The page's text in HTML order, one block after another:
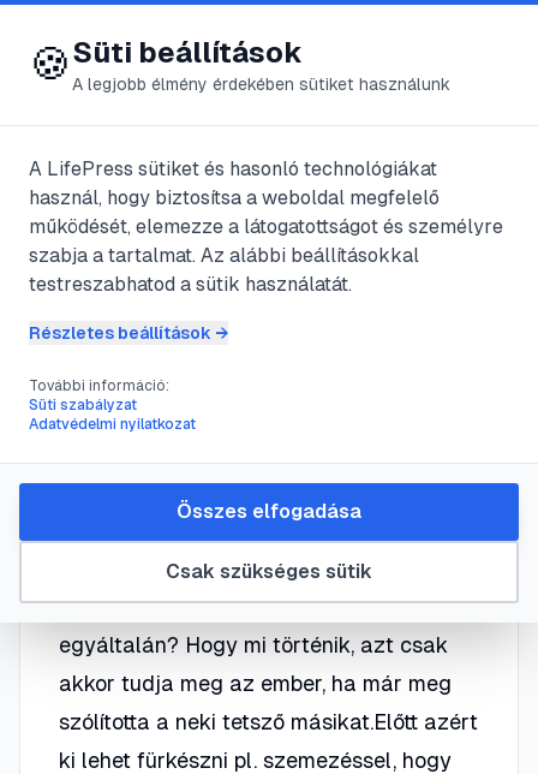
😍 LifePress
@rizsatoo
2024. június 25. · 3perc olvasás
A szóba elegyedés
legnehezebb dolog a megszólítás. Mi lesz
mondjak neki mikor menjek oda, vagy
talán üzenjek valakivel? Szóba áll velem
egyáltalán? Hogy mi történik, azt csak
akkor tudja meg az ember, ha már meg
szólította a neki tetsző másikat.Előtt azért
ki lehet fürkészni pl. szemezéssel, hogy
🍪Süti beállítások
A legjobb élmény érdekében sütiket használunk
A LifePress sütiket és hasonló technológiákat
használ, hogy biztosítsa a weboldal megfelelő
működését, elemezze a látogatottságot és személyre
szabja a tartalmat. Az alábbi beállításokkal
testreszabhatod a sütik használatát.
Részletes beállítások →
További információ:
Süti szabályzat
Adatvédelmi nyilatkozat
Csak szükséges sütik
Összes elfogadása